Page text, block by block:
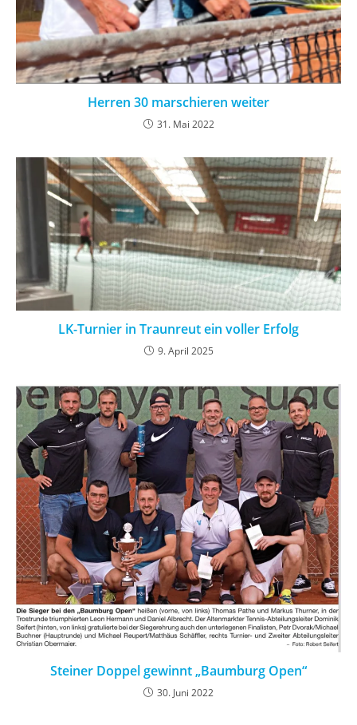
Herren 30 marschieren weiter
31. Mai 2022
LK-Turnier in Traunreut ein voller Erfolg
9. April 2025
Steiner Doppel gewinnt „Baumburg Open“
30. Juni 2022